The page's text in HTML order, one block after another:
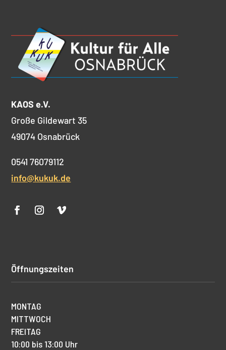
KAOS e.V.
Große Gildewart 35
49074 Osnabrück
0541 76079112
info@kukuk.de
Öffnungszeiten
MONTAG
MITTWOCH
FREITAG
10:00 bis 13:00 Uhr